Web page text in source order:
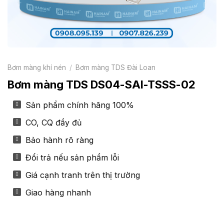
Bơm màng khí nén / Bơm màng TDS Đài Loan
Bơm màng TDS DS04-SAI-TSSS-02
Sản phẩm chính hãng 100%
CO, CQ đầy đủ
Bảo hành rõ ràng
Đổi trả nếu sản phẩm lỗi
Giá cạnh tranh trên thị trường
Giao hàng nhanh